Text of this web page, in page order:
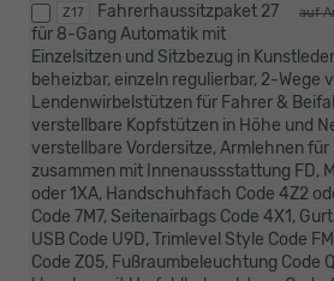
Z17 auf
Fahrerhaussitzpaket 27
für 8-Gang Automatik mit
Einzelsitzen und Sitzbezug in
beheizbar, einzeln regulierbar, 2-Wege
Lendenwirbelstützen für Fahrer &
verstellbare Kopfstützen in Höhe und
verstellbare Vordersitze, Armlehnen
zusammen mit Innenaussstattung FD,
oder 1XA, Handschuhfach Code 4Z2
Code 7M7, Seitenairbags Code 4X1,
USB Code U9D, Trimlevel Style Code
Code Z05, Fußraumbeleuchtung Code